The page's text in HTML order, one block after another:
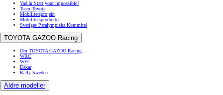
Vad är Start your impossible?
Team Toyota
Mobilitetsprojekt
Mobilitetsprodukter
Sveriges Paralympiska Kommitté
TOYOTA GAZOO Racing
Om TOYOTA GAZOO Racing
WRC
WEC
Dakar
Rally Sweden
Äldre modeller